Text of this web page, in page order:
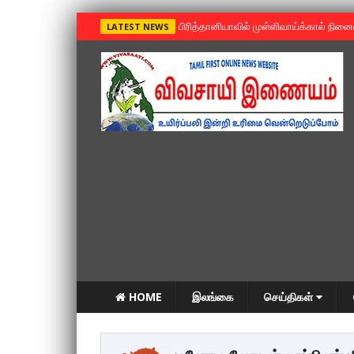
LATEST NEWS »பிரித்தானியாவில் முள்ளிவாய்க்கால்
HOME இலங்கை செய்திகள்